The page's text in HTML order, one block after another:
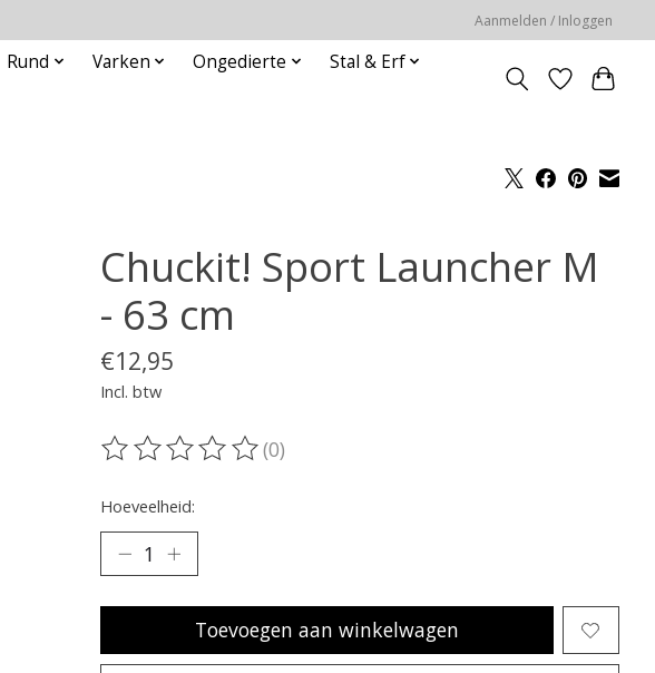
Aanmelden / Inloggen
Rund Varken Ongedierte
Stal & Erf
Chuckit! Sport Launcher M
- 63 cm
€12,95
Incl. btw
De beoordeling van dit product is
(0)
Hoeveelheid:
Toevoegen aan winkelwagen